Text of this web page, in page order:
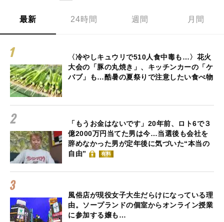
最新 24時間 週間 月間
〈冷やしキュウリで510人食中毒も…〉花火
大会の「豚の丸焼き」、キッチンカーの「ケ
バブ」も…酷暑の夏祭りで注意したい食べ物
「もうお金はないです」20年前、ロト6で３
億2000万円当てた男は今…当選後も会社を
辞めなかった男が定年後に気づいた“本当の
自由”
有料
風俗店が現役女子大生だらけになっている理
由。ソープランドの個室からオンライン授業
に参加する嬢も…